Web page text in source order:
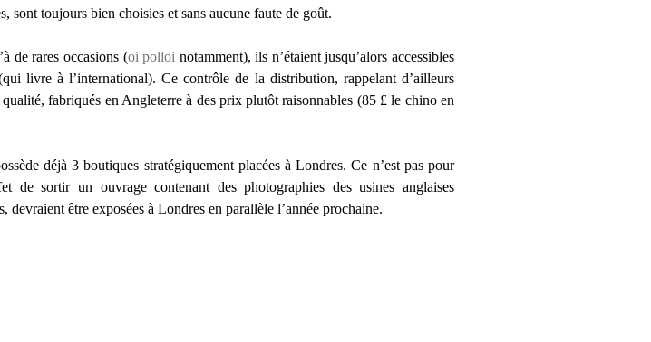
sont toujours bien choisies et sans aucune faute de goût.
de rares occasions (oi polloi notamment), ils n’étaient jusqu’alors accessibles
livre à l’international). Ce contrôle de la distribution, rappelant d’ailleurs
fabriqués en Angleterre à des prix plutôt raisonnables (85 £ le chino en
déjà 3 boutiques stratégiquement placées à Londres. Ce n’est pas pour
de sortir un ouvrage contenant des photographies des usines anglaises
être exposées à Londres en parallèle l’année prochaine.